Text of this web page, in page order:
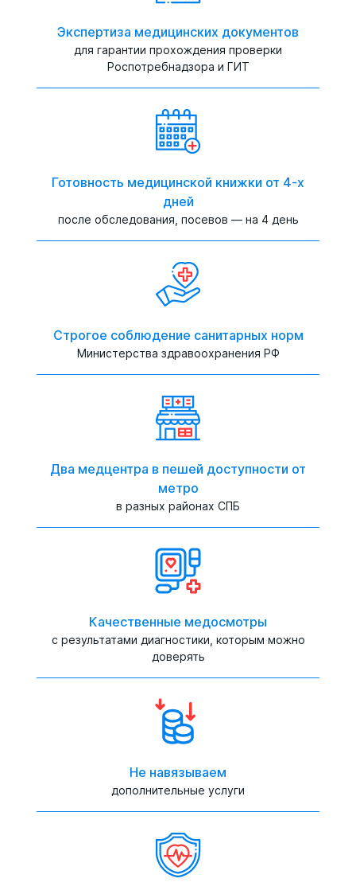
Экспертиза медицинских документов
для гарантии прохождения проверки
Роспотребнадзора и ГИТ
Готовность медицинской книжки от 4-х
дней
после обследования, посевов — на 4 день
Строгое соблюдение санитарных норм
Министерства здравоохранения РФ
Два медцентра в пешей доступности от
метро
в разных районах СПБ
Качественные медосмотры
с результатами диагностики, которым можно
доверять
Не навязываем
дополнительные услуги